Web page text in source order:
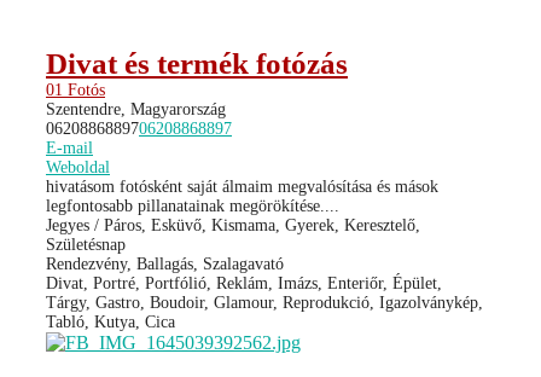
Divat és termék fotózás
01 Fotós
Szentendre, Magyarország
0620886889706208868897
E-mail
Weboldal
hivatásom fotósként saját álmaim megvalósítása és mások
legfontosabb pillanatainak megörökítése....
Jegyes / Páros, Esküvő, Kismama, Gyerek, Keresztelő,
Születésnap
Rendezvény, Ballagás, Szalagavató
Divat, Portré, Portfólió, Reklám, Imázs, Enteriőr, Épület,
Tárgy, Gastro, Boudoir, Glamour, Reprodukció, Igazolványkép,
Tabló, Kutya, Cica